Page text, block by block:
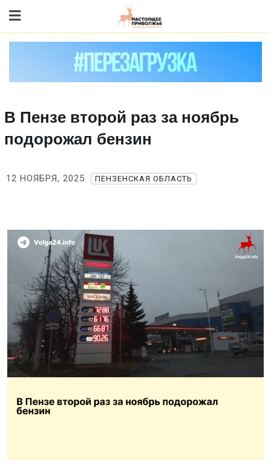
to content
В Пензе второй раз за ноябрь
подорожал бензин
12 НОЯБРЯ, 2025 ПЕНЗЕНСКАЯ ОБЛАСТЬ